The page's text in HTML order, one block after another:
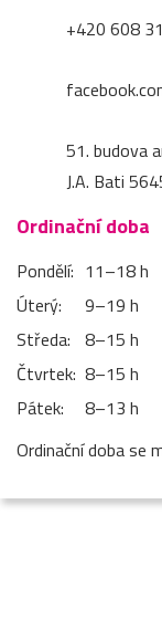
+420 608
51. budova
J.A. Bati
Ordinační doba
Pondělí: 11–⁠18 h
Úterý:
9–⁠19 h
Středa: 8–⁠15 h
Čtvrtek: 8–⁠15 h
Pátek:
8–⁠13 h
Ordinační doba se